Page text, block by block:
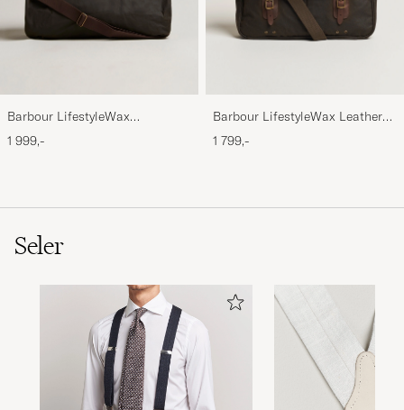
Barbour LifestyleWax
HoldallOlive
1 999,-
Barbour LifestyleWax Leather
Briefcase Olive
1 799,-
Seler